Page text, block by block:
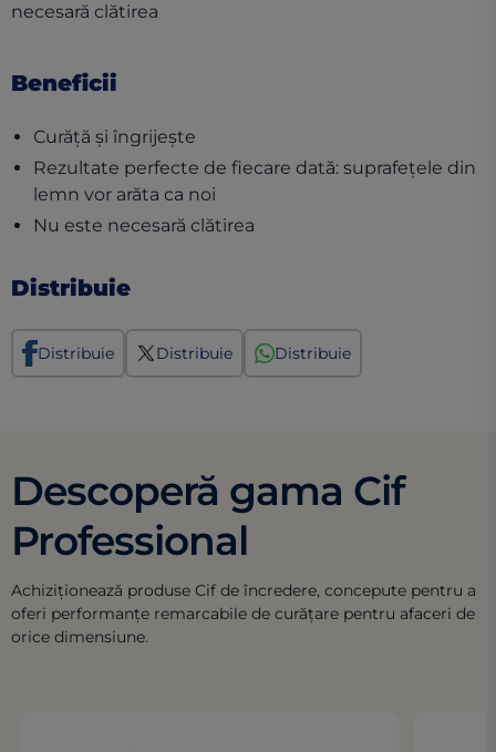
necesară clătirea
Beneficii
Curăță şi îngrijeşte
Rezultate perfecte de fiecare dată: suprafețele din
lemn vor arăta ca noi
Nu este necesară clătirea
Distribuie
Distribuie Distribuie Distribuie
Descoperă gama Cif
Professional
Achiziționează produse Cif de încredere, concepute pentru a
oferi performanțe remarcabile de curățare pentru afaceri de
orice dimensiune.